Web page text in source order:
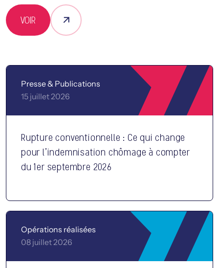
VOIR
Presse & Publications
15 juillet 2026
Rupture conventionnelle : Ce qui change
pour l’indemnisation chômage à compter
du 1er septembre 2026
Opérations réalisées
08 juillet 2026